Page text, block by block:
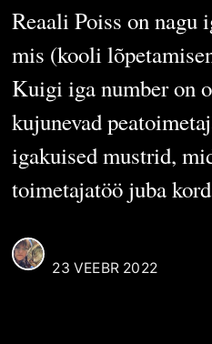
Reaali Poiss on nagu
mis (kooli
Kuigi iga number on
kujunevad
igakuised mustrid,
toimetajatöö juba
23 VEEBR 2022